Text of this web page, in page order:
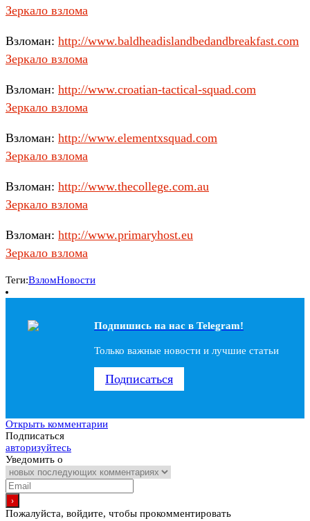
Зеркало взлома
Взломан: http://www.baldheadislandbedandbreakfast.com
Зеркало взлома
Взломан: http://www.croatian-tactical-squad.com
Зеркало взлома
Взломан: http://www.elementxsquad.com
Зеркало взлома
Взломан: http://www.thecollege.com.au
Зеркало взлома
Взломан: http://www.primaryhost.eu
Зеркало взлома
Теги:ВзломНовости
Подпишись на наc в Telegram!
Только важные новости и лучшие статьи
Подписаться
Открыть комментарии
Подписаться
авторизуйтесь
Уведомить о
Пожалуйста, войдите, чтобы прокомментировать